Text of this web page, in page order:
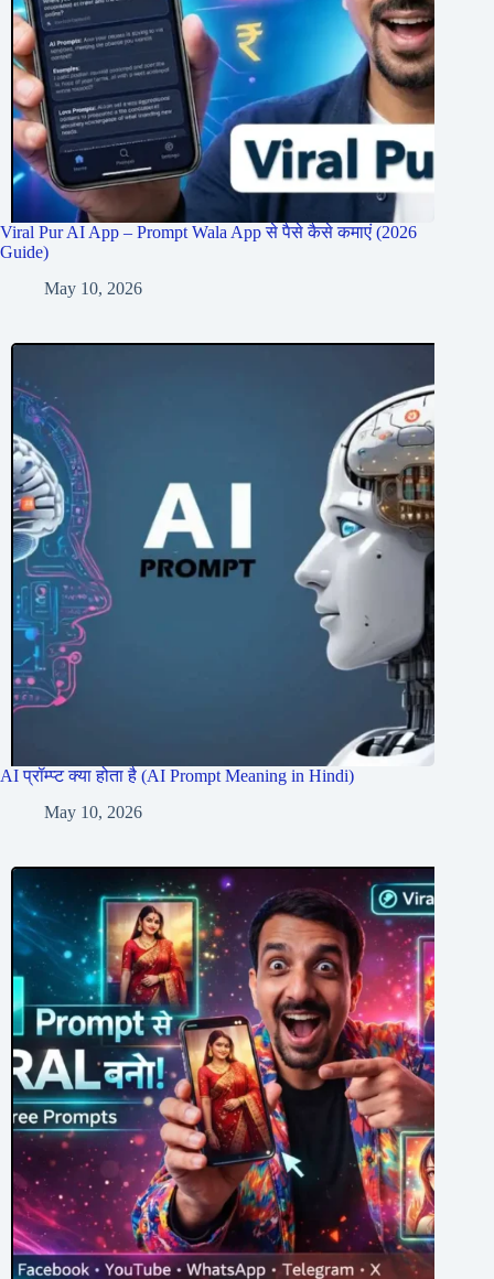
Viral Pur AI App – Prompt Wala App से पैसे कैसे कमाएं (2026
Guide)
May 10, 2026
AI प्रॉम्प्ट क्या होता है (AI Prompt Meaning in Hindi)
May 10, 2026